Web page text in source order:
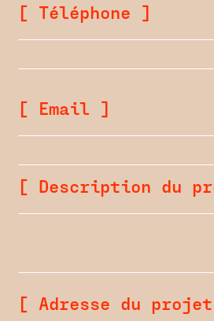
[ Téléphone ]
[ Email ]
[ Description du
[ Adresse du